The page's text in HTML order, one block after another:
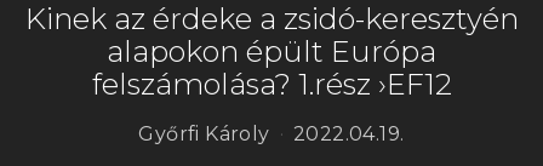
Kinek az érdeke a zsidó-keresztyén
alapokon épült Európa
felszámolása? 1.rész ›EF12
Győrfi Károly 2022.04.19.